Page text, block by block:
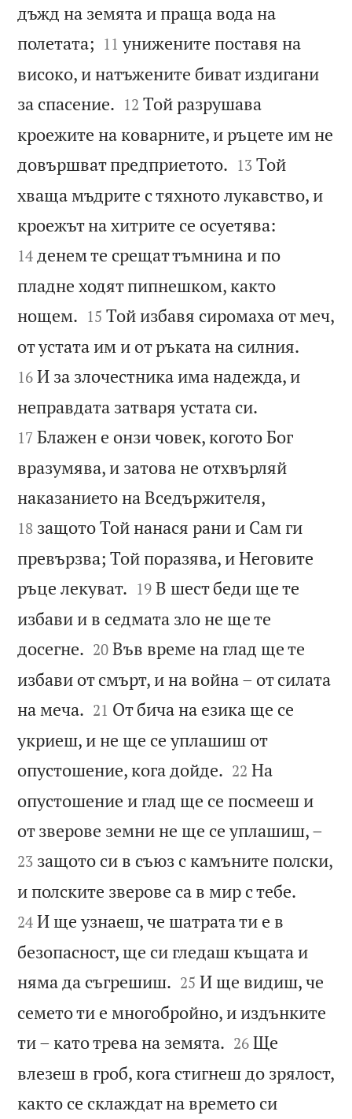
дъжд на земята и праща вода на
полетата; 

11 унижените поставя на
високо, и натъжените биват издигани
за спасение. 

12 Той разрушава
кроежите на коварните, и ръцете им не
довършват предприетото. 

13 Той
хваща мъдрите с тяхното лукавство, и
кроежът на хитрите се осуетява:
14 денем те срещат тъмнина и по
пладне ходят пипнешком, както
нощем. 

15 Той избавя сиромаха от меч,
от устата им и от ръката на силния.
16 И за злочестника има надежда, и
неправдата затваря устата си.
17 Блажен е онзи човек, когото Бог
вразумява, и затова не отхвърляй
наказанието на Вседържителя,
18 защото Той нанася рани и Сам ги
превързва; Той поразява, и Неговите
ръце лекуват. 

19 В шест беди ще те
избави и в седмата зло не ще те
досегне. 

20 Във време на глад ще те
избави от смърт, и на война – от силата
на меча. 

21 От бича на езика ще се
укриеш, и не ще се уплашиш от
опустошение, кога дойде. 

22 На
опустошение и глад ще се посмееш и
от зверове земни не ще се уплашиш, –
23 защото си в съюз с камъните полски,
и полските зверове са в мир с тебе.
24 И ще узнаеш, че шатрата ти е в
безопасност, ще си гледаш къщата и
няма да съгрешиш. 

25 И ще видиш, че
семето ти е многобройно, и издънките
ти – като трева на земята. 

26 Ще
влезеш в гроб, кога стигнеш до зрялост,
както се склаждат на времето си